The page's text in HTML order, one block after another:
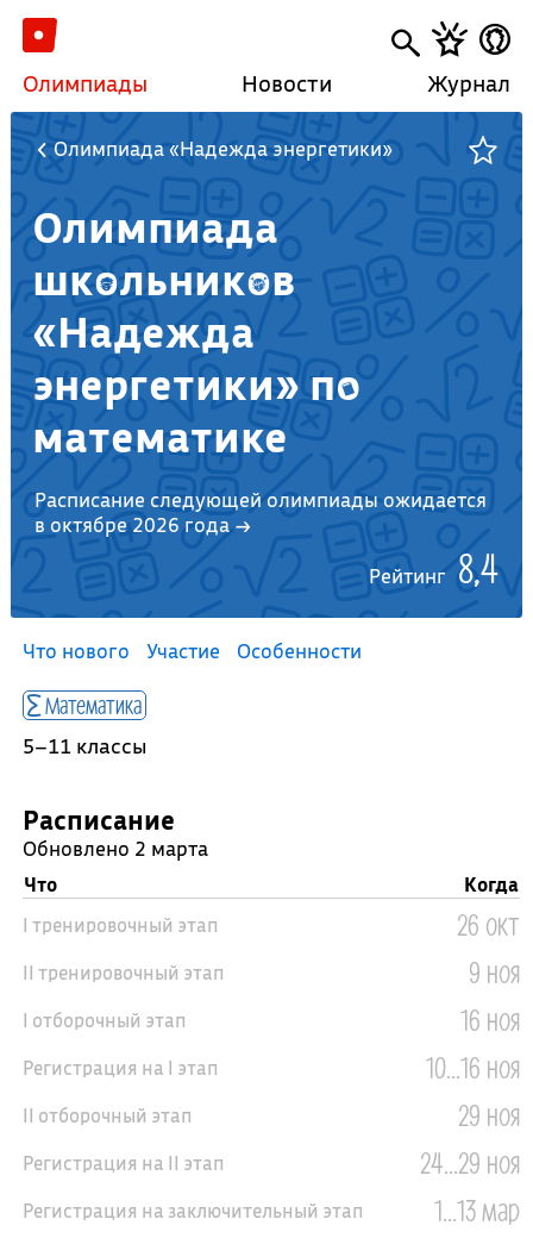
Олимпиады Новости Журнал
Олимпиада «Надежда энергетики»
Олимпиада
школьников
«Надежда
энергетики» по
математике
Расписание следующей олимпиады ожидается
в октябре 2026 года →
Рейтинг 8,4
Что нового Участие Особенности
Математика
5–11 классы
Расписание
Обновлено 2 марта
Что
Когда
I тренировочный этап
26 окт
II тренировочный этап 9 ноя
I отборочный этап 16 ноя
Регистрация на I этап 10...16 ноя
II отборочный этап 29 ноя
Регистрация на II этап 24...29 ноя
Регистрация на заключительный этап 1...13 мар